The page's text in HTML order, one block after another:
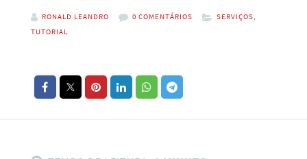
RONALD LEANDRO 0 COMENTÁRIOS SERVIÇOS,
TUTORIAL